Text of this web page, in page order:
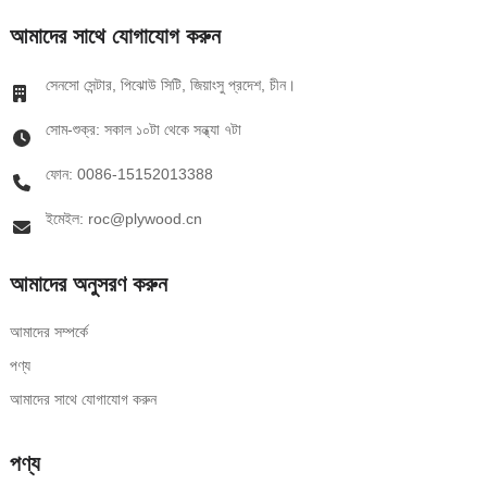
আমাদের সাথে যোগাযোগ করুন
সেনসো সেন্টার, পিঝোউ সিটি, জিয়াংসু প্রদেশ, চীন।
সোম-শুক্র: সকাল ১০টা থেকে সন্ধ্যা ৭টা
ফোন: 0086-15152013388
ইমেইল: roc@plywood.cn
আমাদের অনুসরণ করুন
আমাদের সম্পর্কে
পণ্য
আমাদের সাথে যোগাযোগ করুন
পণ্য